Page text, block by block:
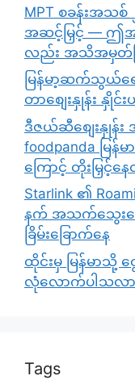
MPT စခန်းအသ
အဆင့်မြှင့် — ဤအ
လည်း အသိအမှတ်
မြန်မာ့ဆက်သွယ်ရ
တာစျေးနှုန်း နှို
ဒီဇယ်ဆီစျေးနှုန်း
foodpanda မြ
ကြောင့် တိုးမြှင့်န
Starlink ၏
နက် အသက်သွေးကြ
ခြိမ်းခြောက်နေ
ထိုင်းမှ မြန်မာသို့
လုံလောက်ပါသလာ
Tags